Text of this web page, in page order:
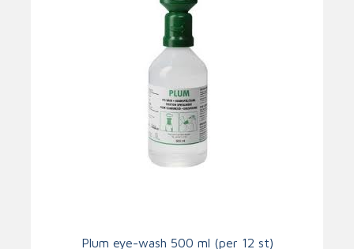
Plum eye-wash 500 ml (per 12 st)